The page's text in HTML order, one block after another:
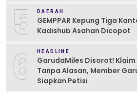
5 DAERAH
GEMPPAR Kepung Tiga
Kadishub Asahan Dicopot
6 HEADLINE
GarudaMiles Disorot!
Tanpa Alasan, Member
Siapkan Petisi